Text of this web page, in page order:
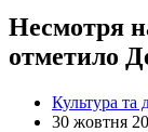
Несмотря
отметило
Культура та
30 жовтня